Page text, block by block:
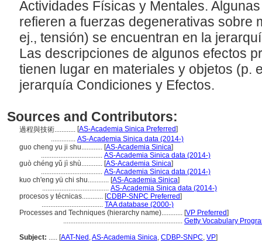
Actividades Físicas y Mentales.
refieren a fuerzas degenerativas sobre
ej., tensión) se encuentran en la
Las descripciones de algunos efectos
tienen lugar en materiales y objetos (p.
jerarquía Condiciones y Efectos.
Sources and Contributors:
過程與技術............ [AS-Academia Sinica Preferred]
.............. AS-Academia Sinica data (2014-)
guo cheng yu ji shu............ [AS-Academia Sinica]
................................... AS-Academia Sinica data (2014-)
guò chéng yǔ jì shù............ [AS-Academia Sinica]
................................... AS-Academia Sinica data (2014-)
kuo ch'eng yü chi shu............ [AS-Academia Sinica]
...................................... AS-Academia Sinica data (2014-)
procesos y técnicas............ [CDBP-SNPC Preferred]
................................... TAA database (2000-)
Processes and Techniques (hierarchy name)............ [VP Preferred]
.................................................................... Getty Vocabulary
Subject: ..... [AAT-Ned ,AS-Academia Sinica, CDBP-SNPC, VP]